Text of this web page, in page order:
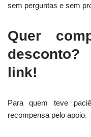
sem perguntas e sem
Quer
desconto?
link!
Para quem teve
recompensa pelo apoio.